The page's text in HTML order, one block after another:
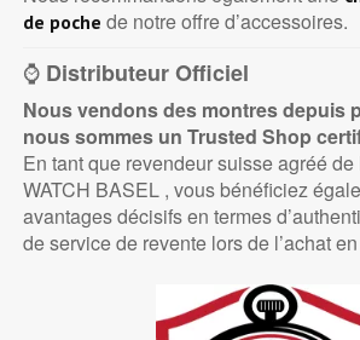
de poche de notre offre d’accessoires.
⌚ Distributeur Officiel
Nous vendons des montres depuis
nous sommes un Trusted Shop
En tant que revendeur suisse agréé
WATCH BASEL , vous bénéficiez
avantages décisifs en termes
de service de revente lors de l’achat